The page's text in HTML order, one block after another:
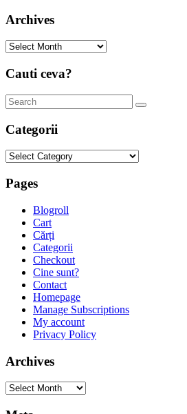
Archives
Archives
Cauti ceva?
Categorii
Categorii
Pages
Blogroll
Cart
Cărți
Categorii
Checkout
Cine sunt?
Contact
Homepage
Manage Subscriptions
My account
Privacy Policy
Archives
Archives